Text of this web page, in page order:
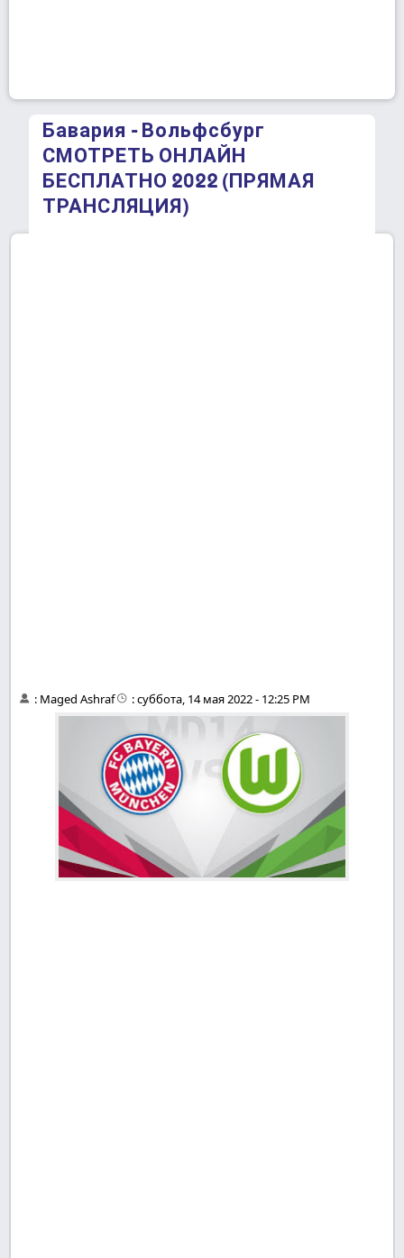
Бавария - Вольфсбург
СМОТРЕТЬ ОНЛАЙН
БЕСПЛАТНО 2022 (ПРЯМАЯ
ТРАНСЛЯЦИЯ)
: Maged Ashraf :суббота, 14 мая 2022 - 12:25 PM